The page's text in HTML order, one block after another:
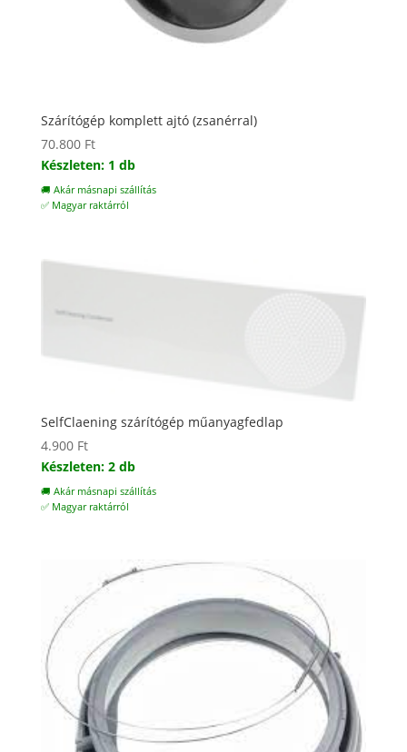
Szárítógép komplett ajtó (zsanérral)
70.800 Ft
Készleten: 1 db
🚚 Akár másnapi szállítás
✅ Magyar raktárról
SelfClaening szárítógép műanyagfedlap
4.900 Ft
Készleten: 2 db
🚚 Akár másnapi szállítás
✅ Magyar raktárról